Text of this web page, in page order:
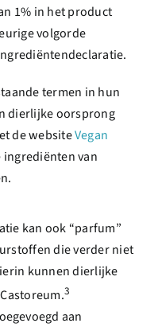
1% in het product
volgorde
termen in hun
dierlijke oorsprong
de websiteVegan
van
kan ook “parfum”
die verder niet
kunnen dierlijke
3
aan